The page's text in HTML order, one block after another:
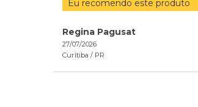
Eu recomendo este produto
Regina Pagusat
27/07/2026
Curitiba / PR